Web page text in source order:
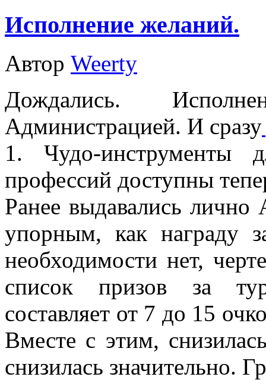
Исполнение желаний.
Автор Weerty
Дождались.
Администрацией. И сразу
1. Чудо-инструменты
профессий доступны
Ранее выдавались
упорным, как награду
необходимости нет,
список призов за
составляет от 7 до 15
Вместе с этим,
снизилась значительно.